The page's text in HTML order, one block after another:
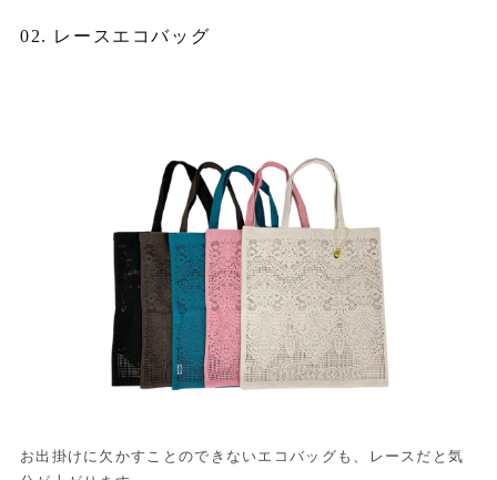
02. レースエコバッグ
お出掛けに欠かすことのできないエコバッグも、レースだと気